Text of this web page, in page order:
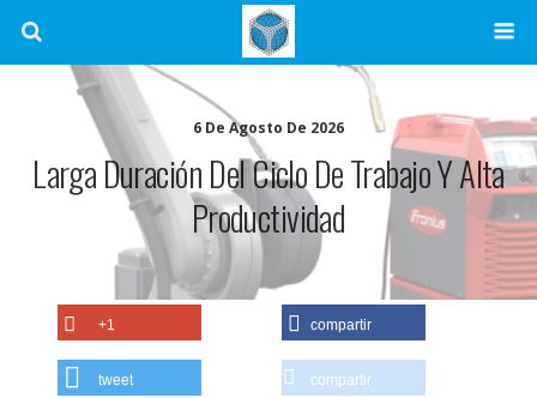
6 De Agosto De 2026
Larga Duración Del Ciclo De Trabajo Y Alta
Productividad
+1 compartir
tweet compartir